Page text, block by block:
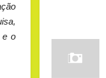
e o